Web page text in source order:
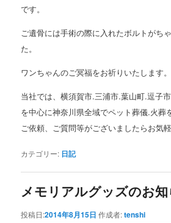
です。
ご遺骨には手術の際に入れたボルトがち
た。
ワンちゃんのご冥福をお祈りいたします。
当社では、横須賀市.三浦市.葉山町.逗子
を中心に神奈川県全域でペット葬儀.火葬
ご依頼、ご質問等がございましたらお気
カテゴリー: 日記
メモリアルグッズのお
投稿日:2014年8月15日 作成者:tenshi